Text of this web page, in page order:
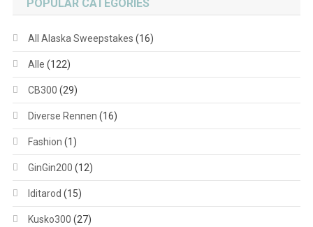
POPULAR CATEGORIES
All Alaska Sweepstakes (16)
Alle (122)
CB300 (29)
Diverse Rennen (16)
Fashion (1)
GinGin200 (12)
Iditarod (15)
Kusko300 (27)